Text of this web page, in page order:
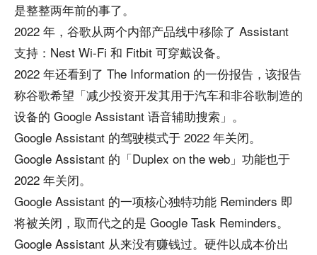
是整整两年前的事了。
2022 年，谷歌从两个内部产品线中移除了 Assistant
支持：Nest Wi-Fi 和 Fitbit 可穿戴设备。
2022 年还看到了 The Information 的一份报告，该报告
称谷歌希望「减少投资开发其用于汽车和非谷歌制造的
设备的 Google Assistant 语音辅助搜索」。
Google Assistant 的驾驶模式于 2022 年关闭。
Google Assistant 的「Duplex on the web」功能也于
2022 年关闭。
Google Assistant 的一项核心独特功能 Reminders 即
将被关闭，取而代之的是 Google Task Reminders。
Google Assistant 从来没有赚钱过。硬件以成本价出